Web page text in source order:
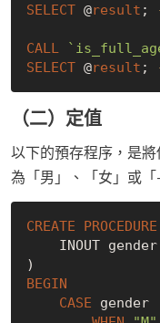
SELECT @result ;
CALL
SELECT @result ;
（二）定值
以下的預存程序，是
為「男」、「女」或「
CREATE PROCEDURE
    INOUT gender
BEGIN
CASE gender